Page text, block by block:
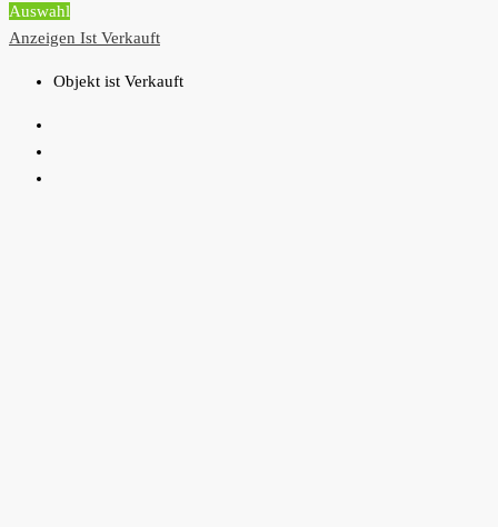
Auswahl
Anzeigen Ist Verkauft
Objekt ist Verkauft